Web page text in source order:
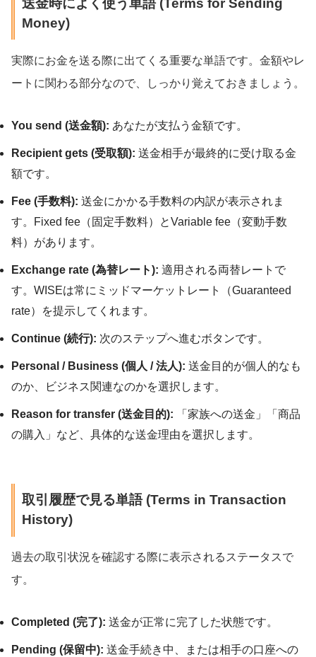
送金時によく使う単語 (Terms for Sending
Money)
実際にお金を送る際に出てくる重要な単語です。金額やレ
ートに関わる部分なので、しっかり覚えておきましょう。
You send (送金額): あなたが支払う金額です。
Recipient gets (受取額): 送金相手が最終的に受け取る金
額です。
Fee (手数料): 送金にかかる手数料の内訳が表示されま
す。Fixed fee（固定手数料）とVariable fee（変動手数
料）があります。
Exchange rate (為替レート): 適用される両替レートで
す。WISEは常にミッドマーケットレート（Guaranteed
rate）を提示してくれます。
Continue (続行): 次のステップへ進むボタンです。
Personal / Business (個人 / 法人): 送金目的が個人的なも
のか、ビジネス関連なのかを選択します。
Reason for transfer (送金目的): 「家族への送金」「商品
の購入」など、具体的な送金理由を選択します。
取引履歴で見る単語 (Terms in Transaction
History)
過去の取引状況を確認する際に表示されるステータスで
す。
Completed (完了): 送金が正常に完了した状態です。
Pending (保留中): 送金手続き中、または相手の口座への